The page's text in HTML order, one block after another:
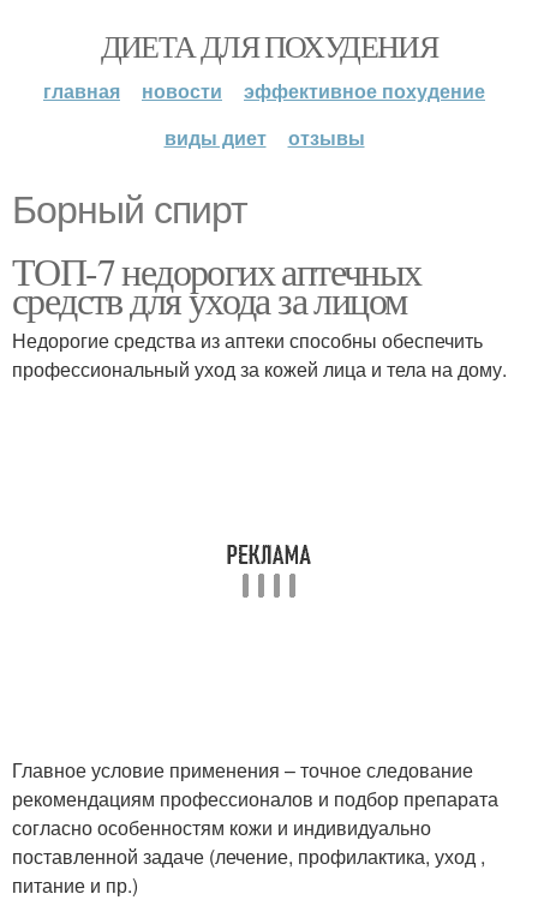
ДИЕТА ДЛЯ ПОХУДЕНИЯ
главная новости
эффективное похудение
виды диет
отзывы
Борный спирт
ТОП-7 недорогих аптечных
средств для ухода за лицом
Недорогие средства из аптеки способны обеспечить
профессиональный уход за кожей лица и тела на дому.
Главное условие применения – точное следование
рекомендациям профессионалов и подбор препарата
согласно особенностям кожи и индивидуально
поставленной задаче (лечение, профилактика, уход ,
питание и пр.)